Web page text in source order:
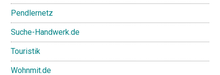
Pendlernetz
Suche-Handwerk.de
Touristik
Wohnmit.de